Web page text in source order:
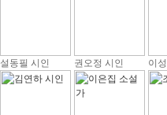
설동필 시인 권오정 시인 이